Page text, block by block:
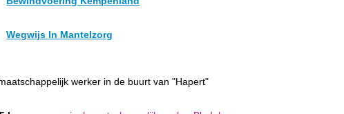
Wegwijs In Mantelzorg
werker in de buurt van "Hapert"